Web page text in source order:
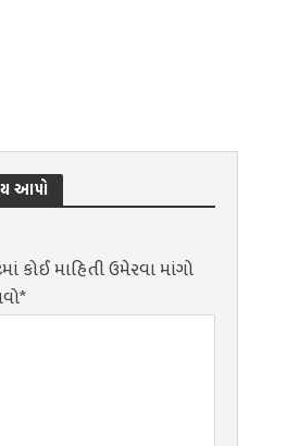
આપો
કોઈ માહિતી ઉમેરવા માંગો